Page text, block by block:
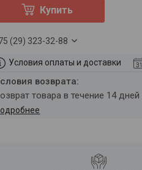
Купить
(29) 323-32-88
Условия оплаты и доставки
возврат товара в течение 14 дней